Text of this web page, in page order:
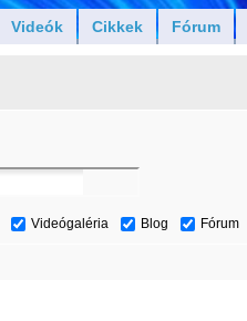
Videók Cikkek Fórum
Videógaléria Blog Fórum